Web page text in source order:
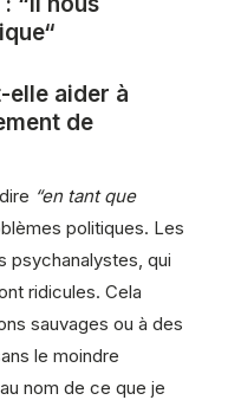
“
elle aider à
de
“en tant que
politiques. Les
psychanalystes, qui
ridicules. Cela
sauvages ou à des
le moindre
nom de ce que je